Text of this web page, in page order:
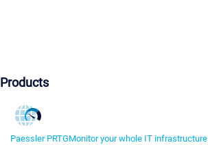
Products
Paessler PRTGMonitor your whole IT infrastructure